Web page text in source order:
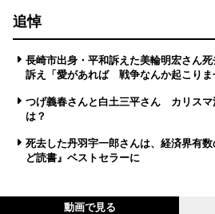
追悼
長崎市出身・平和訴えた美輪明宏さん
訴え「愛があれば 戦争なんか起こりま
つげ義春さんと白土三平さん カリスマ
は？
死去した丹羽宇一郎さんは、経済界有
ど読書』ベストセラーに
動画で見る